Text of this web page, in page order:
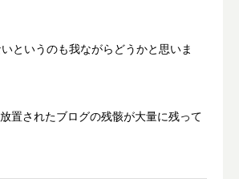
というのも我ながらどうかと思いま
置されたブログの残骸が大量に残って